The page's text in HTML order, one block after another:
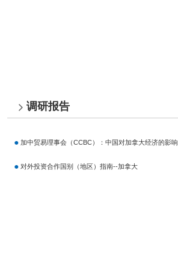
调研报告
加中贸易理事会（CCBC）：中国对加拿大经济的影响
对外投资合作国别（地区）指南--加拿大